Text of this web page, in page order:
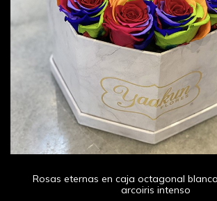
Rosas eternas en caja octagonal
arcoiris intenso